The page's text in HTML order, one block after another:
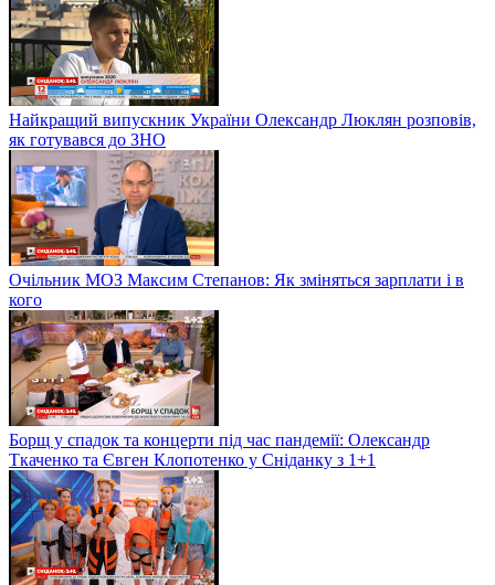
Найкращий випускник України Олександр Люклян розповів,
як готувався до ЗНО
Очільник МОЗ Максим Степанов: Як зміняться зарплати і в
кого
Борщ у спадок та концерти під час пандемії: Олександр
Ткаченко та Євген Клопотенко у Сніданку з 1+1